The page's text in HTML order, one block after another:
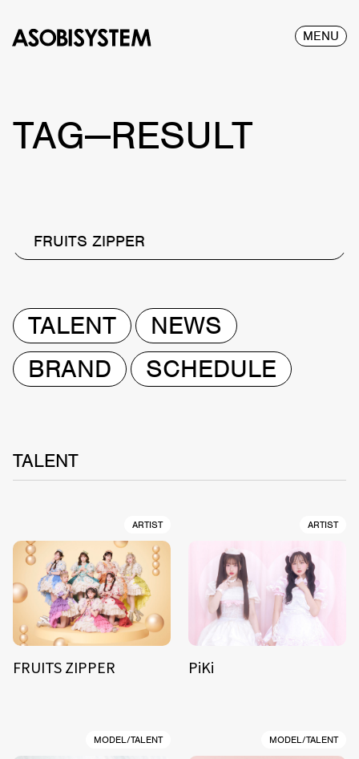
MENU
TAG—RESULT
FRUITS ZIPPER
TALENT
NEWS
BRAND
SCHEDULE
TALENT
ARTIST
FRUITS ZIPPER
ARTIST
PiKi
MODEL/TALENT MODEL/TALENT